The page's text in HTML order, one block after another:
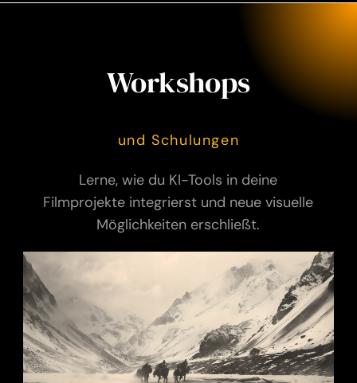
Workshops
und Schulungen
Lerne, wie du KI-Tools in deine
Filmprojekte integrierst und neue visuelle
Möglichkeiten erschließt.